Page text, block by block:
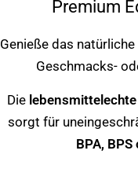
Premium
Genieße das
Geschmacks-
Die
sorgt für
BPA,